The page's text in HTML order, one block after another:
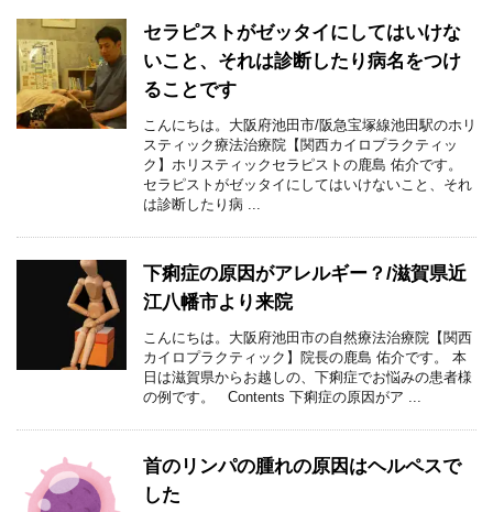
セラピストがゼッタイにしてはいけな
いこと、それは診断したり病名をつけ
ることです
こんにちは。大阪府池田市/阪急宝塚線池田駅のホリ
スティック療法治療院【関西カイロプラクティッ
ク】ホリスティックセラピストの鹿島 佑介です。
セラピストがゼッタイにしてはいけないこと、それ
は診断したり病 ...
下痢症の原因がアレルギー？/滋賀県近
江八幡市より来院
こんにちは。大阪府池田市の自然療法治療院【関西
カイロプラクティック】院長の鹿島 佑介です。 本
日は滋賀県からお越しの、下痢症でお悩みの患者様
の例です。 Contents 下痢症の原因がア ...
首のリンパの腫れの原因はヘルペスで
した